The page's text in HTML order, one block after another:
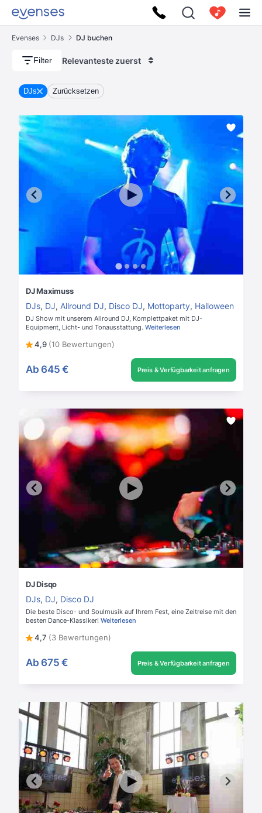
Evenses DJs DJ buchen
Filter Relevanteste zuerst
DJs Zurücksetzen
DJ Maximuss
DJs, DJ, Allround DJ, Disco DJ, Mottoparty, Halloween
DJ Show mit unserem Allround DJ, Komplettpaket mit DJ-
Equipment, Licht- und Tonausstattung. Weiterlesen
4,9 (10 Bewertungen)
Ab 645 € Preis & Verfügbarkeit anfragen
DJ Disqo
DJs, DJ, Disco DJ
Die beste Disco- und Soulmusik auf Ihrem Fest, eine Zeitreise mit den
besten Dance-Klassiker! Weiterlesen
4,7 (3 Bewertungen)
Ab 675 € Preis & Verfügbarkeit anfragen